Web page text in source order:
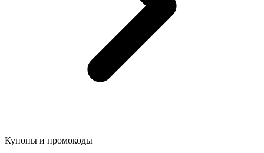
Купоны и промокоды